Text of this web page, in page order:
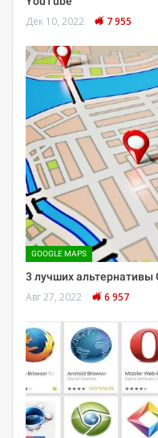
Дек 10, 2022 7 955
GOOGLE MAPS
3 лучших альтернативы
Авг 27, 2022 6 957